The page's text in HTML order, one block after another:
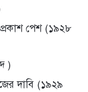
পেশ (১৯২৮
)
দাবি (১৯২৯